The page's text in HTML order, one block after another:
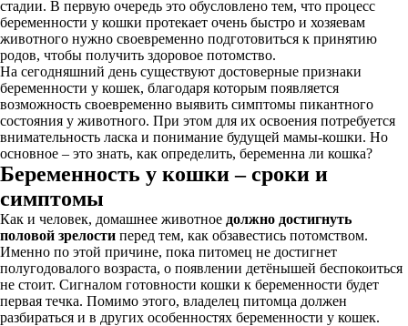
стадии. В первую очередь это обусловлено тем, что процесс
беременности у кошки протекает очень быстро и хозяевам
животного нужно своевременно подготовиться к принятию
родов, чтобы получить здоровое потомство.
На сегодняшний день существуют достоверные признаки
беременности у кошек, благодаря которым появляется
возможность своевременно выявить симптомы пикантного
состояния у животного. При этом для их освоения потребуется
внимательность ласка и понимание будущей мамы-кошки. Но
основное – это знать, как определить, беременна ли кошка?
Беременность у кошки – сроки и
симптомы
Как и человек, домашнее животное должно достигнуть
половой зрелости перед тем, как обзавестись потомством.
Именно по этой причине, пока питомец не достигнет
полугодовалого возраста, о появлении детёнышей беспокоиться
не стоит. Сигналом готовности кошки к беременности будет
первая течка. Помимо этого, владелец питомца должен
разбираться и в других особенностях беременности у кошек.